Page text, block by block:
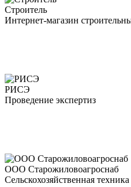
Строитель
Интернет-магазин
РИСЭ
Проведение экспертиз
ООО Старожиловоагроснаб
Сельскохозяйственная техника